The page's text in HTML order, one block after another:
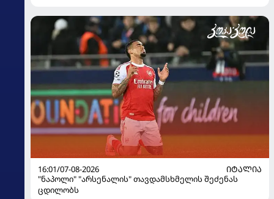
16:01/07-08-2026
ᲘᲢᲐᲚᲘᲐ
"ნაპოლი" "არსენალის" თავდამსხმელის შეძენას
ცდილობს